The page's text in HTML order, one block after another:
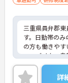
三重県員弁郡
す。日勤帯の
の方も働きや
ー・バイク・
勤方法が選択
軽にお問い合わ
詳